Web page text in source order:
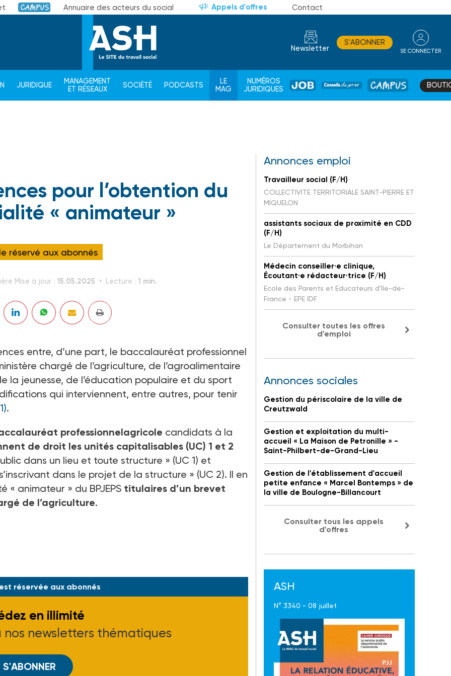
Campus Annuaire des acteurs du social Appels d'offres Contact
Newsletter
S'ABONNER
SE CONNECTER
JURIDIQUE
MANAGEMENT
ET RÉSEAUX
SOCIÉTÉ PODCASTS
LE
MAG
NUMÉROS
JURIDIQUES
JOB
DE
CAMPUS
pour l’obtention du
« animateur »
réservé aux abonnés
Mise à jour : 15.05.2025 Lecture : 1 min.
entre, d’une part, le baccalauréat professionnel
chargé de l’agriculture, de l’agroalimentaire
la jeunesse, de l’éducation populaire et du sport
qui interviennent, entre autres, pour tenir
.
professionnelagricole candidats à la
de droit les unités capitalisables (UC) 1 et 2
dans un lieu et toute structure » (UC 1) et
dans le projet de la structure » (UC 2). Il en
animateur » du BPJEPS titulaires d’un brevet
de l’agriculture.
réservée aux abonnés
en illimité
nos newsletters thématiques
S'ABONNER
Annonces emploi
Travailleur social (F/H)
COLLECTIVITE TERRITORIALE SAINT-PIERRE ET
MIQUELON
assistants sociaux de proximité en CDD
(F/H)
Le Département du Morbihan
Médecin conseiller·e clinique,
Écoutant·e rédacteur·trice (F/H)
Ecole des Parents et Educateurs d'Ile-de-
France - EPE IDF
Consulter toutes les offres
d'emploi
Annonces sociales
Gestion du périscolaire de la ville de
Creutzwald
Gestion et exploitation du multi-
accueil « La Maison de Petronille » -
Saint-Philbert-de-Grand-Lieu
Gestion de l'établissement d'accueil
petite enfance « Marcel Bontemps » de
la ville de Boulogne-Billancourt
Consulter tous les appels
d'offres
ASH
N° 3340 - 08 juillet